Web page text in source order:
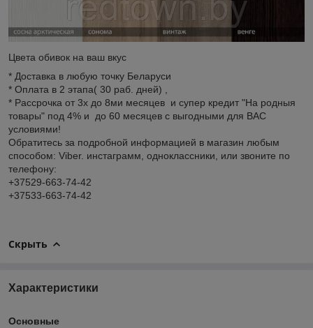
Цвета обивок на ваш вкус
* Доставка в любую точку Беларуси
* Оплата в 2 этапа( 30 раб. дней) ,
* Рассрочка от 3х до 8ми месяцев и супер кредит "На родныя
товары" под 4% и до 60 месяцев с выгодными для ВАС
условиями!
Обратитесь за подробной информацией в магазин любым
способом: Viber. инстаграмм, одноклассники, или звоните по
телефону:
+37529-663-74-42
+37533-663-74-42
Скрыть
Характеристики
Основные